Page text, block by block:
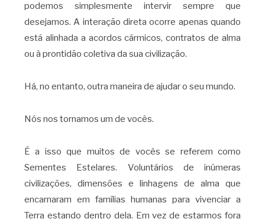
podemos simplesmente intervir sempre que
desejamos. A interação direta ocorre apenas quando
está alinhada a acordos cármicos, contratos de alma
ou à prontidão coletiva da sua civilização.
Há, no entanto, outra maneira de ajudar o seu mundo.
Nós nos tornamos um de vocês.
É a isso que muitos de vocês se referem como
Sementes Estelares. Voluntários de inúmeras
civilizações, dimensões e linhagens de alma que
encarnaram em famílias humanas para vivenciar a
Terra estando dentro dela. Em vez de estarmos fora